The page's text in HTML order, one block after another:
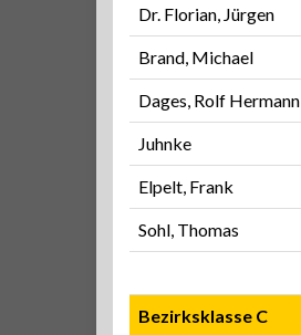
Dr. Florian, Jürgen
Brand, Michael
Dages, Rolf Hermann
Juhnke
Elpelt, Frank
Sohl, Thomas
Bezirksklasse C